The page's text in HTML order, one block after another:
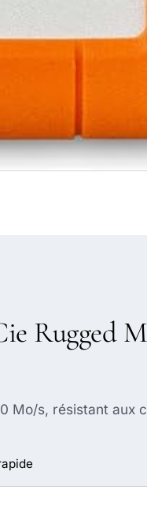
Rugged
Mo/s, résistant aux